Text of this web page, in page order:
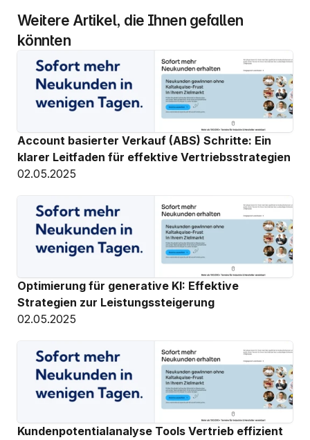
Weitere Artikel, die Ihnen gefallen
könnten
Account basierter Verkauf (ABS) Schritte: Ein
klarer Leitfaden für effektive Vertriebsstrategien
02.05.2025
Optimierung für generative KI: Effektive
Strategien zur Leistungssteigerung
02.05.2025
Kundenpotentialanalyse Tools Vertrieb effizient